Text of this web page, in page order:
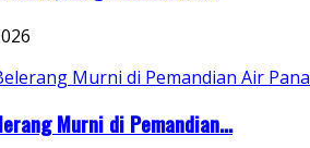
Murni di Pemandian...